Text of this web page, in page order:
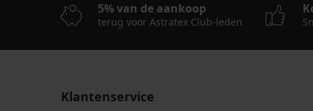
5% van de aankoop
terug voor Astratex Club-leden
Klantenservice